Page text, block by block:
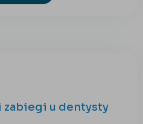
zabiegi u dentysty